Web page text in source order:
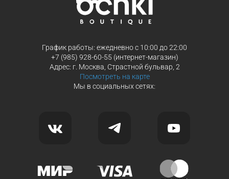
График работы: ежедневно с 10:00 до 22:00
+7 (985) 928-60-55 (интернет-магазин)
Адрес: г. Москва, Страстной бульвар, 2
Посмотреть на карте
Мы в социальных сетях: